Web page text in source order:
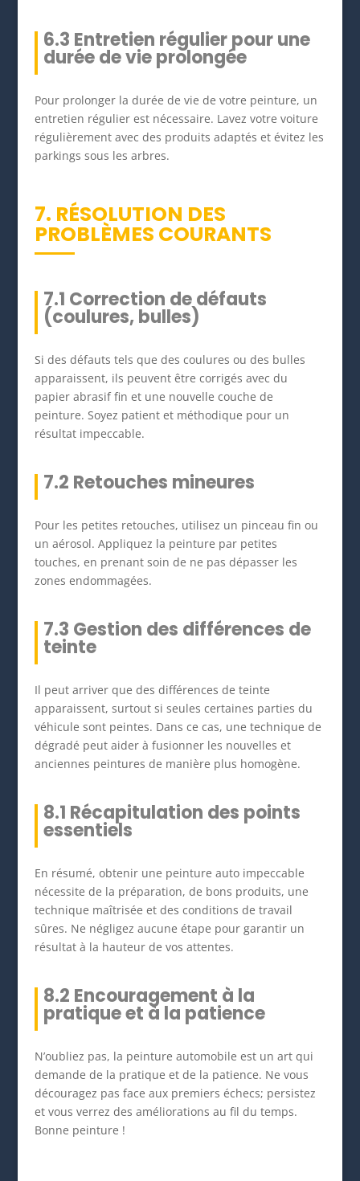
6.3 Entretien régulier pour une
durée de vie prolongée
Pour prolonger la durée de vie de votre peinture, un
entretien régulier est nécessaire. Lavez votre voiture
régulièrement avec des produits adaptés et évitez les
parkings sous les arbres.
7. RÉSOLUTION DES
PROBLÈMES COURANTS
7.1 Correction de défauts
(coulures, bulles)
Si des défauts tels que des coulures ou des bulles
apparaissent, ils peuvent être corrigés avec du
papier abrasif fin et une nouvelle couche de
peinture. Soyez patient et méthodique pour un
résultat impeccable.
7.2 Retouches mineures
Pour les petites retouches, utilisez un pinceau fin ou
un aérosol. Appliquez la peinture par petites
touches, en prenant soin de ne pas dépasser les
zones endommagées.
7.3 Gestion des différences de
teinte
Il peut arriver que des différences de teinte
apparaissent, surtout si seules certaines parties du
véhicule sont peintes. Dans ce cas, une technique de
dégradé peut aider à fusionner les nouvelles et
anciennes peintures de manière plus homogène.
8.1 Récapitulation des points
essentiels
En résumé, obtenir une peinture auto impeccable
nécessite de la préparation, de bons produits, une
technique maîtrisée et des conditions de travail
sûres. Ne négligez aucune étape pour garantir un
résultat à la hauteur de vos attentes.
8.2 Encouragement à la
pratique et à la patience
N’oubliez pas, la peinture automobile est un art qui
demande de la pratique et de la patience. Ne vous
découragez pas face aux premiers échecs; persistez
et vous verrez des améliorations au fil du temps.
Bonne peinture !